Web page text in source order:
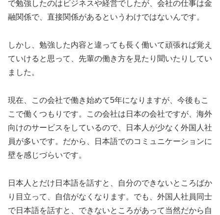
で勉強したのはビジネスや経営でしたが、会社の仕事は金
融関係で、直接関係があるというわけではないんです。
しかし、勉強した内容と違っても長く働いて頑張れば覚え
ていけると思って、先輩の働き方を見たり聞いたりしてい
ました。
現在、この会社で働き始めて5年になりますが、今後もこ
こで働くつもりです。この会社は日本の会社ですが、海外
向けのサービスをしているので、日本人が少なく外国人社
員が多いです。だから、日本語でのコミュニケーションに
壁を感じづらいです。
日本人とだけ日本語を話すと、自分のできないところばか
り目立って、自信がなくなります。でも、外国人社員同士
で日本語を話すと、できないところがあって当然だから自